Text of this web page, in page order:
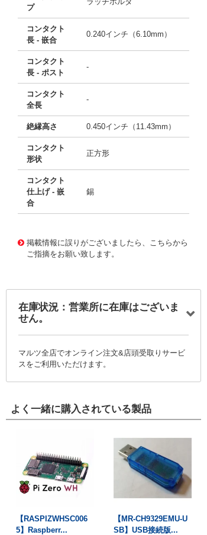
プ
コンタクト
長 - 嵌合
0.240インチ（6.10mm）
コンタクト
長 - ポスト
-
コンタクト
全長
-
絶縁高さ 0.450インチ（11.43mm）
コンタクト
形状
正方形
コンタクト
仕上げ - 嵌
合
錫
掲載情報に誤りがございましたら、こちらから
ご指摘をお願い致します。
在庫状況：営業所に在庫はございま
せん。
マルツ全店でオンライン注文&店頭受取りサービ
スをご利用いただけます。
よく一緒に購入されている製品
【RASPIZWHSC006
5】Raspberr...
【MR-CH9329EMU-U
SB】USB接続版...